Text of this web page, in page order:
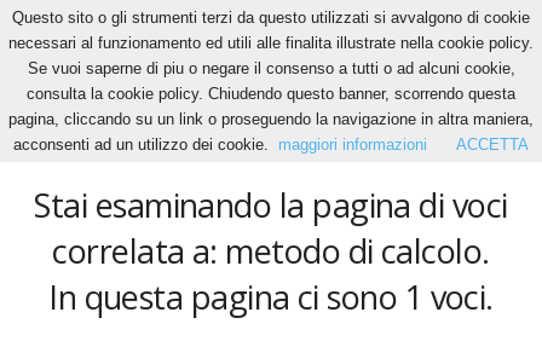
Home Tags Metodo di calcolo
metodo di calcolo
Stai esaminando la pagina di voci
correlata a: metodo di calcolo.
In questa pagina ci sono 1 voci.
Questo sito o gli strumenti terzi da questo utilizzati si avvalgono di cookie
necessari al funzionamento ed utili alle finalita illustrate nella cookie policy.
Se vuoi saperne di piu o negare il consenso a tutti o ad alcuni cookie,
consulta la cookie policy. Chiudendo questo banner, scorrendo questa
pagina, cliccando su un link o proseguendo la navigazione in altra maniera,
acconsenti ad un utilizzo dei cookie.
maggiori informazioni ACCETTA